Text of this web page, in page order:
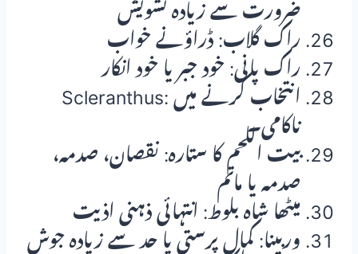
ضرورت سے زیادہ تشویش
راک گلاب: ڈراؤنے خواب
راک پانی: خود جبر یا خود انکار
Scleranthus: انتخاب کرنے میں
ناکامی۔
بیت اللحم کا ستارہ: نقصان، صدمہ،
صدمہ یا ماتم
میٹھا شاہ بلوط: انتہائی ذہنی اذیت
وربینا: کمال پرستی یا حد سے زیادہ جوش